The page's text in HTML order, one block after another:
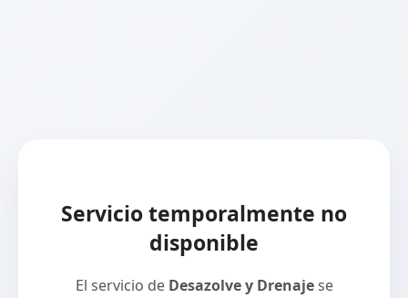
Servicio temporalmente no
disponible
El servicio de Desazolve y Drenajese